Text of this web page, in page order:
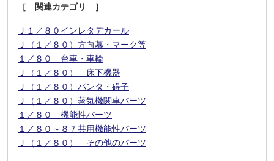
［ 関連カテゴリ ］
Ｊ１／８０インレタデカール
Ｊ（１／８０）方向幕・マーク等
１／８０ 台車・車輪
Ｊ（１／８０） 床下機器
Ｊ（１／８０）パンタ・碍子
Ｊ（１／８０）蒸気機関車パーツ
１／８０ 機能性パーツ
１／８０～８７共用機能性パーツ
Ｊ（１／８０） その他のパーツ